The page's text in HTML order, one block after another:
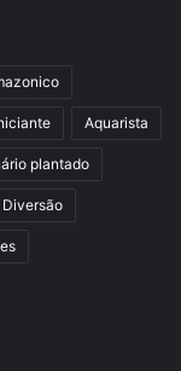
Aquarista
plantado
Diversão